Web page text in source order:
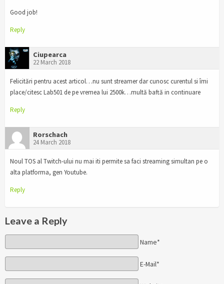
Good job!
Reply
Ciupearca
22 March 2018
Felicitări pentru acest articol…nu sunt streamer dar cunosc curentul si îmi
place/citesc Lab501 de pe vremea lui 2500k…multă baftă in continuare
Reply
Rorschach
24 March 2018
Noul TOS al Twitch-ului nu mai iti permite sa faci streaming simultan pe o
alta platforma, gen Youtube.
Reply
Leave a Reply
Name*
E-Mail*